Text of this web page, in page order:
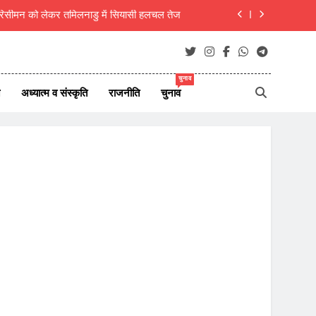
को लेकर तमिलनाडु में सियासी हलचल तेज
10 दिन बाद गौमुख जल से करेंगे अभिषेक
का प्रदर्शन, सरकार के खिलाफ की नारेबाजी
न्यायिक परिसर विस्तार और नए चैम्बर्स की मांग
अध्यात्म व संस्कृति राजनीति चुनाव
चुनाव